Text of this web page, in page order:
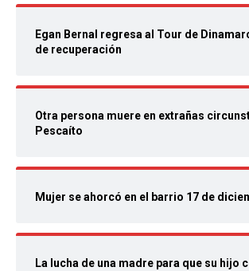
Egan Bernal regresa al Tour de
de recuperación
Otra persona muere en extrañas
Pescaíto
Mujer se ahorcó en el barrio 17 de
La lucha de una madre para que su hijo